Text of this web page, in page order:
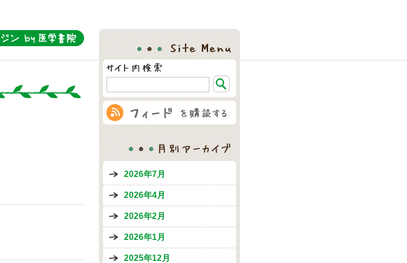
Site Menu
月別アーカイブ
2026年7月
2026年4月
2026年2月
2026年1月
2025年12月